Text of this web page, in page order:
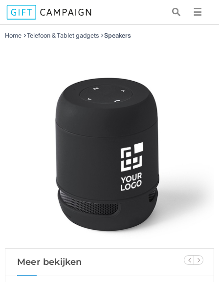
☰
Home Telefoon & Tablet gadgets Speakers
Meer bekijken